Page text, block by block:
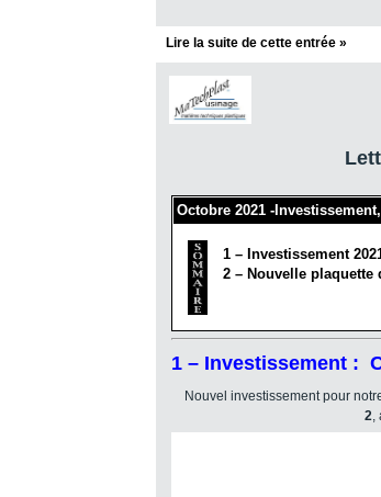
Lire la suite de cette entrée »
Octobre 2021 -
1 – Investissement
2 – Nouvelle plaquette
1 – Investissement :
Nouvel investissement pour
2,